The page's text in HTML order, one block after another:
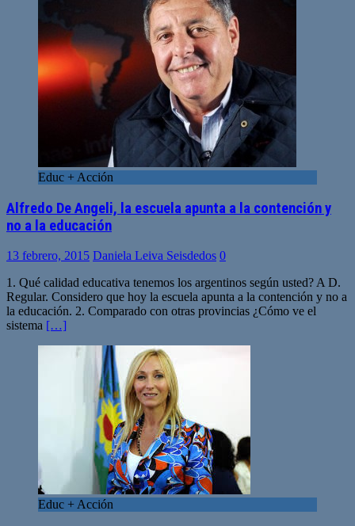
Educ + Acción
Alfredo De Angeli, la escuela apunta a la contención y
no a la educación
13 febrero, 2015 Daniela Leiva Seisdedos 0
1. Qué calidad educativa tenemos los argentinos según usted? A D.
Regular. Considero que hoy la escuela apunta a la contención y no a
la educación. 2. Comparado con otras provincias ¿Cómo ve el
sistema […]
Educ + Acción